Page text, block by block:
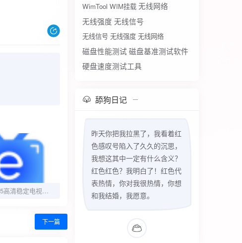
极大电视0.0.5高清稳定电视直播软件看春晚
下一篇
WimTool WIM挂载 无线网络
无线强度 无线信号
无线信号 无线强度 无线网络
磁盘性能测试 磁盘基准测试软件
硬盘速度测试工具
舔狗日记
昨天你把我拉黑了，我看着红
色感叹号陷入了久久的沉思，
我想这其中一定有什么含义？
红色红色？我明白了！红色代
表热情，你对我很热情，你想
和我结婚，我愿意。